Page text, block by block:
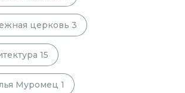
церковь 3
15
Муромец 1